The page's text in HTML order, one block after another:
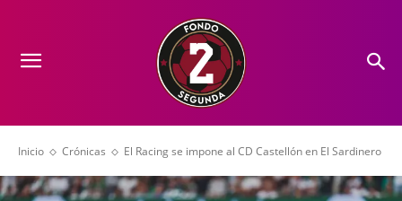
Inicio Crónicas El Racing se impone al CD Castellón en El Sardinero